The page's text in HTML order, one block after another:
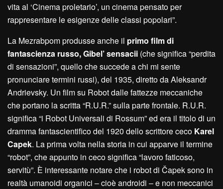
vita al ‘Cinema proletario’, un cinema pensato per
rappresentare le esigenze delle classi popolari”.
La Mezrabpom produsse anche il primo film di
fantascienza russo, Gibel’ sensacii (che significa “perdita
di sensazioni”, quello che succede a chi mi sente
pronunciare termini russi), del 1935, diretto da Aleksandr
Andrievsky. Un film su Robot dalle fattezze meccaniche
che portano la scritta “R.U.R.” sulla parte frontale. R.U.R.
significa “i Robot Universali di Rossum” ed era il titolo di un
dramma fantascientifico del 1920 dello scrittore ceco Karel
Capek. La prima volta nella storia in cui apparve il termine
“robot”, che appunto in ceco significa “lavoro faticoso,
servitù”. È interessante notare che i robot di Čapek sono in
realtà umanoidi organici – cioè androidi – e non meccanici